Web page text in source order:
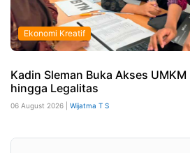
Ekonomi Kreatif
Kadin Sleman Buka Akses
hingga Legalitas
06 August 2026 | Wijatma T S